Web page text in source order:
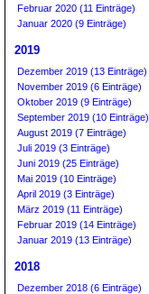
Februar 2020 (11 Einträge)
Januar 2020 (9 Einträge)
2019
Dezember 2019 (13 Einträge)
November 2019 (6 Einträge)
Oktober 2019 (9 Einträge)
September 2019 (10 Einträge)
August 2019 (7 Einträge)
Juli 2019 (3 Einträge)
Juni 2019 (25 Einträge)
Mai 2019 (10 Einträge)
April 2019 (3 Einträge)
März 2019 (11 Einträge)
Februar 2019 (14 Einträge)
Januar 2019 (13 Einträge)
2018
Dezember 2018 (6 Einträge)